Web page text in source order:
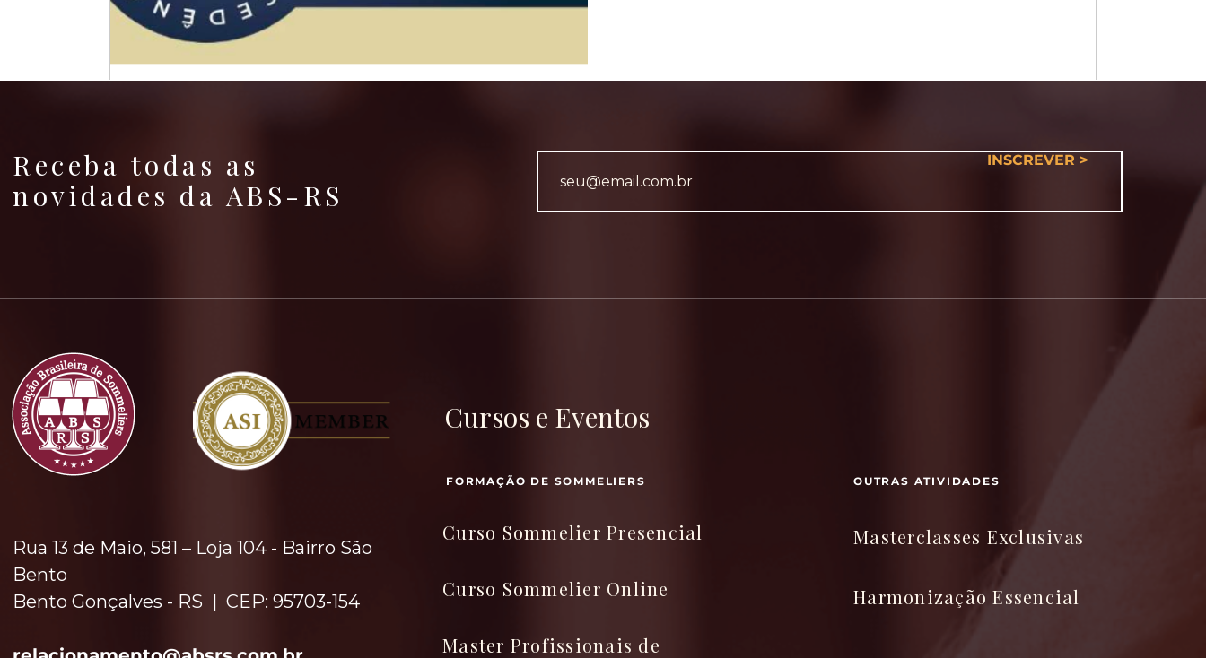
Receba todas as
novidades da ABS-RS
INSCREVER >
Cursos e Eventos
FORMAÇÃO DE SOMMELIERS
Rua 13 de Maio, 581 – Loja 104 - Bairro São
Bento
Bento Gonçalves - RS | CEP: 95703-154
Curso Sommelier Presencial
Curso Sommelier Online
Master Profissionais de
OUTRAS ATIVIDADES
Masterclasses Exclusivas
Harmonização Essencial